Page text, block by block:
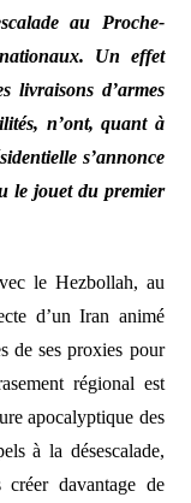
au Proche-
Un effet
livraisons d’armes
n’ont, quant à
s’annonce
le jouet du premier
le Hezbollah, au
d’un Iran animé
de ses proxies pour
régional est
apocalyptique des
à la désescalade,
davantage de